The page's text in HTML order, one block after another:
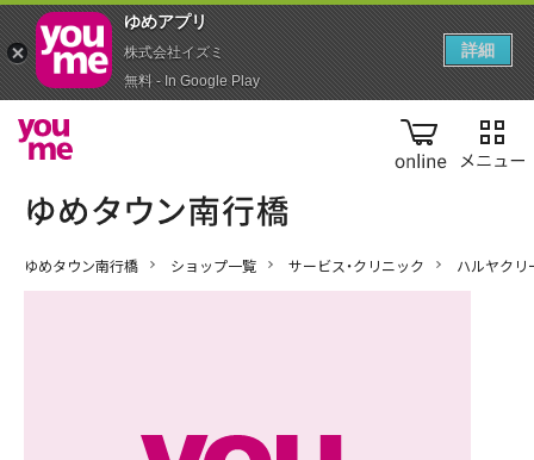
online
ゆめタウン南行橋 ショップ一覧 サービス・クリニック ハルヤクリ
ゆめアプ‪リ‬
株式会社イズミ
無料 - In Google Play
詳細